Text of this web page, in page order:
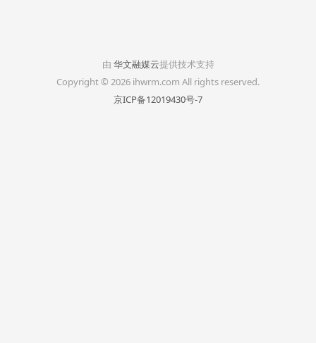
由 华文融媒云提供技术支持
Copyright © 2026 ihwrm.com All rights reserved.
京ICP备12019430号-7